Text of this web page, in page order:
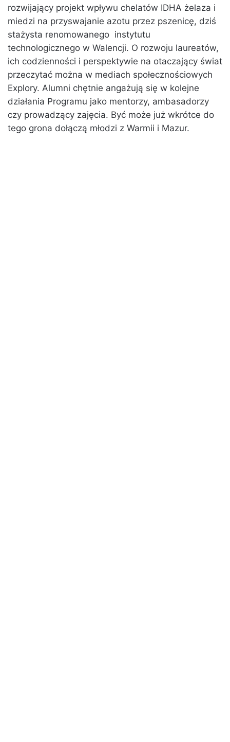
rozwijający projekt wpływu chelatów IDHA żelaza i
miedzi na przyswajanie azotu przez pszenicę, dziś
stażysta renomowanego instytutu
technologicznego w Walencji. O rozwoju laureatów,
ich codzienności i perspektywie na otaczający świat
przeczytać można w mediach społecznościowych
Explory. Alumni chętnie angażują się w kolejne
działania Programu jako mentorzy, ambasadorzy
czy prowadzący zajęcia. Być może już wkrótce do
tego grona dołączą młodzi z Warmii i Mazur.